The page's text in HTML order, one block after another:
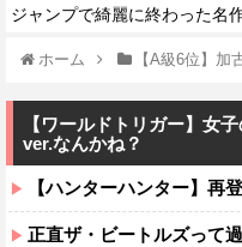
ジャンプで綺麗に終わった名
ホーム 【A級6位】加
【ワールドトリガー】女
ver.なんかね？
【ハンターハンター】再
正直ザ・ビートルズって